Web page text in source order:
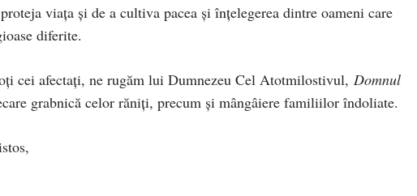
viața și de a cultiva pacea și înțelegerea dintre oameni care
diferite.
cei afectați, ne rugăm lui Dumnezeu Cel Atotmilostivul, Domnul
grabnică celor răniți, precum și mângâiere familiilor îndoliate.